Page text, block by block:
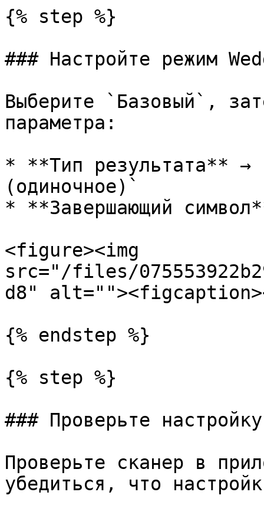
{% step %}
### Настройте режим
Выберите `Базовый`,
параметра:
* **Тип результата** →
(одиночное)`
* **Завершающий
<figure><img
src="/files/
d8"
{% endstep %}
{% step %}
### Проверьте настройку
Проверьте сканер в
убедиться, что